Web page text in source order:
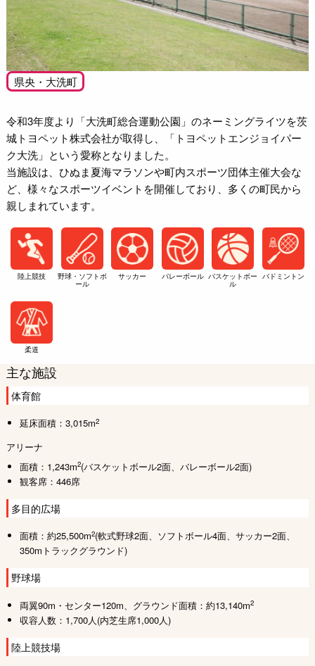
県央・大洗町
令和3年度より「大洗町総合運動公園」のネーミングライツを茨
城トヨペット株式会社が取得し、「トヨペットエンジョイパー
ク大洗」という愛称となりました。
当施設は、ひぬま夏海マラソンや町内スポーツ団体主催大会な
ど、様々なスポーツイベントを開催しており、多くの町民から
親しまれています。
陸上競技 野球・ソフトボ
ール
サッカー バレーボール バスケットボー
ル
バドミントン
柔道
主な施設
体育館
延床面積：3,015m2
アリーナ
面積：1,243m2(バスケットボール2面、バレーボール2面)
観客席：446席
多目的広場
面積：約25,500m2(軟式野球2面、ソフトボール4面、サッカー2面、
350mトラックグラウンド)
野球場
両翼90m・センター120m、グラウンド面積：約13,140m2
収容人数：1,700人(内芝生席1,000人)
陸上競技場